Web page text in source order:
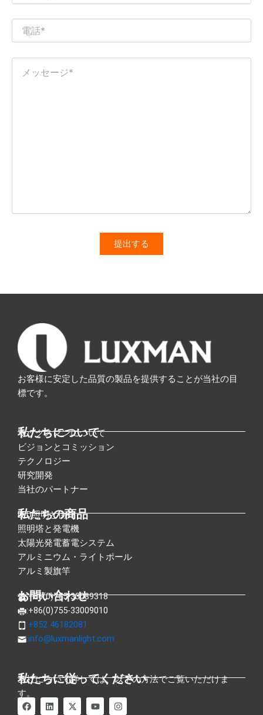
お客様に安定した品質の製品を提供することが当社の目
標です。
私たちについて
ラックスマンについて
ビジョンとコミッション
テクノロジー
研究開発
当社のパートナー
私たちの商品
LED照明と街灯
照明塔と発電機
太陽光発電蓄電システム
アルミニウム・ライトポール
アルミ製旗竿
お問い合わせ
:+86(0)755-33089318
:+86(0)755-33009010
:+852 46182081
:info@luxmanlight.com
私たちに従ってください
当社について詳しくは、以下の方法でご覧いただけま
す。
フ
ェ
リ
ン
X
ツ
ユ
ー
イ
ン